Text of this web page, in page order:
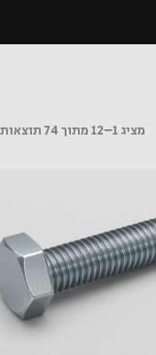
מציג 1–12 מתוך 74 תוצאות